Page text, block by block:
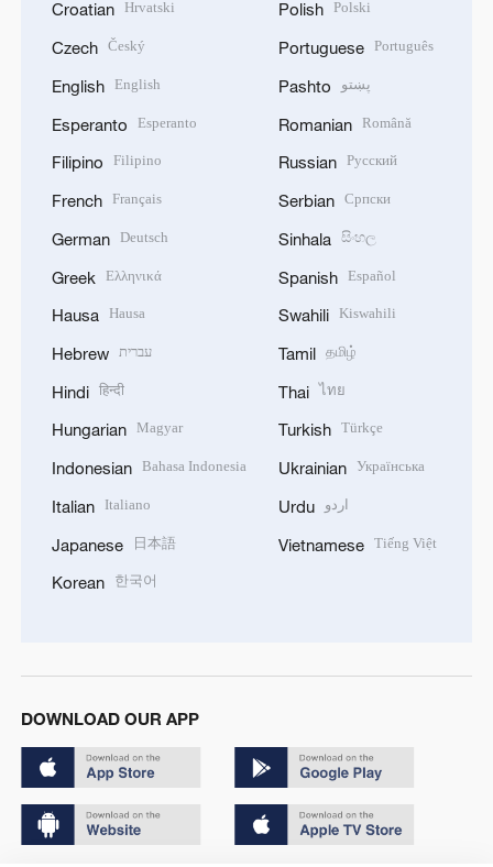
Croatian Hrvatski
Czech Český
English English
Esperanto Esperanto
Filipino Filipino
French Français
German Deutsch
Greek Ελληνικά
Hausa Hausa
Hebrew עברית
Hindi हिन्दी
Hungarian Magyar
Indonesian Bahasa Indonesia
Italian Italiano
Japanese 日本語
Korean 한국어
Polish Polski
Portuguese Português
Pashto پښتو
Romanian Română
Russian Русский
Serbian Српски
Sinhala සිංහල
Spanish Español
Swahili Kiswahili
Tamil தமிழ்
Thai ไทย
Turkish Türkçe
Ukrainian Українська
Urdu اردو
Vietnamese Tiếng Việt
DOWNLOAD OUR APP